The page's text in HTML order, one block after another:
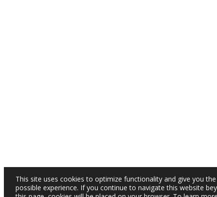
This site uses cookies to optimize functionality and give you
possible experience. If you continue to navigate this website